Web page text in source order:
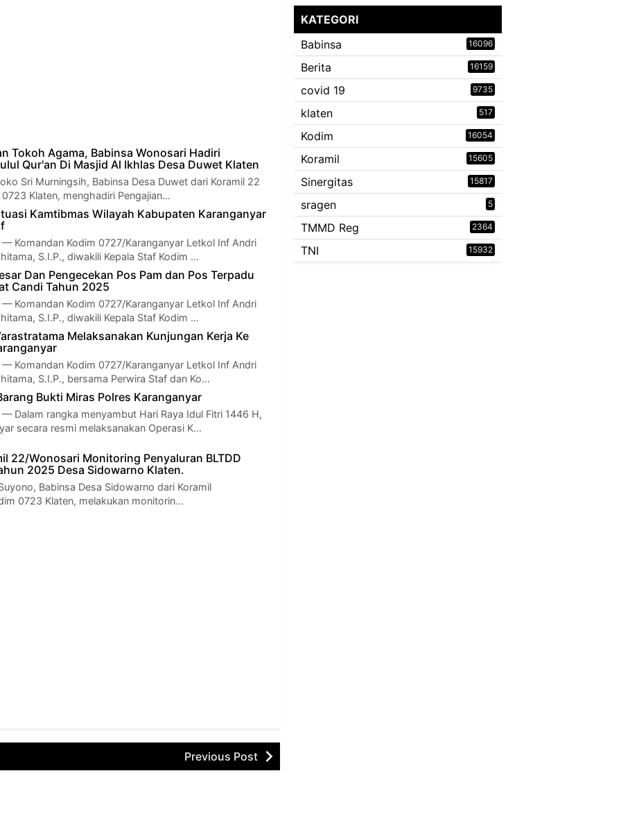
Tokoh Agama, Babinsa Wonosari Hadiri
Qur'an Di Masjid Al Ikhlas Desa Duwet Klaten
Sri Murningsih, Babinsa Desa Duwet dari Koramil 22
Klaten, menghadiri Pengajian…
Kamtibmas Wilayah Kabupaten Karanganyar
— Komandan Kodim 0727/Karanganyar Letkol Inf Andri
S.I.P., diwakili Kepala Staf Kodim …
Dan Pengecekan Pos Pam dan Pos Terpadu
Candi Tahun 2025
— Komandan Kodim 0727/Karanganyar Letkol Inf Andri
S.I.P., diwakili Kepala Staf Kodim …
Melaksanakan Kunjungan Kerja Ke
— Komandan Kodim 0727/Karanganyar Letkol Inf Andri
S.I.P., bersama Perwira Staf dan Ko…
Bukti Miras Polres Karanganyar
— Dalam rangka menyambut Hari Raya Idul Fitri 1446 H,
secara resmi melaksanakan Operasi K…
22/Wonosari Monitoring Penyaluran BLTDD
2025 Desa Sidowarno Klaten.
Babinsa Desa Sidowarno dari Koramil
0723 Klaten, melakukan monitorin…
Previous Post
KATEGORI
Babinsa
16096
Berita 16159
covid 19 9735
klaten 517
Kodim 16054
Koramil 15605
Sinergitas 15817
sragen 5
TMMD Reg 2364
TNI 15932